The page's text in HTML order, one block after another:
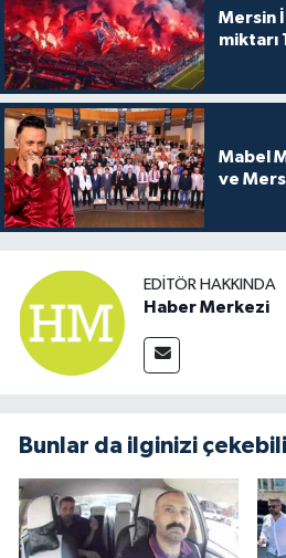
Mersin
miktarı
Mabel
ve
EDITÖR HAKKINDA
Haber Merkezi
Bunlar da ilginizi